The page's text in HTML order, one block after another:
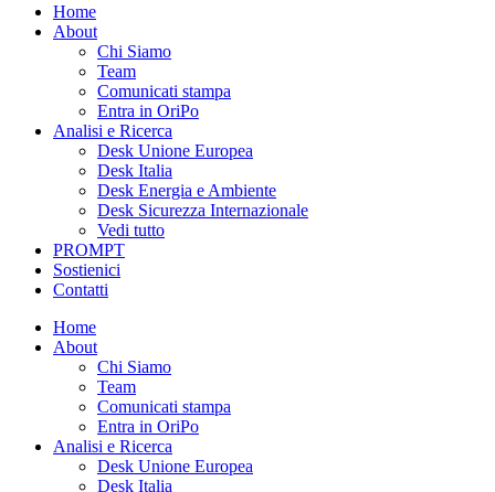
Home
About
Chi Siamo
Team
Comunicati stampa
Entra in OriPo
Analisi e Ricerca
Desk Unione Europea
Desk Italia
Desk Energia e Ambiente
Desk Sicurezza Internazionale
Vedi tutto
PROMPT
Sostienici
Contatti
Home
About
Chi Siamo
Team
Comunicati stampa
Entra in OriPo
Analisi e Ricerca
Desk Unione Europea
Desk Italia